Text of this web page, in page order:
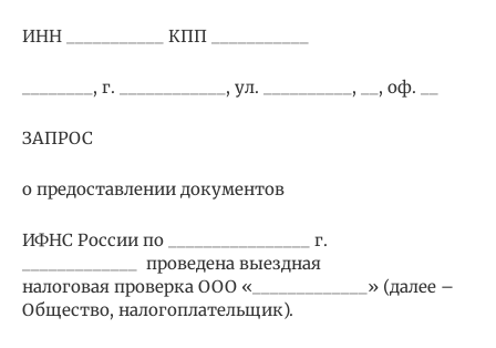
ИНН ___________ КПП ___________
________, г. ____________, ул. __________, __, оф. __
ЗАПРОС
о предоставлении документов
ИФНС России по ________________ г.
_____________ проведена выездная
налоговая проверка ООО «_____________» (далее –
Общество, налогоплательщик).